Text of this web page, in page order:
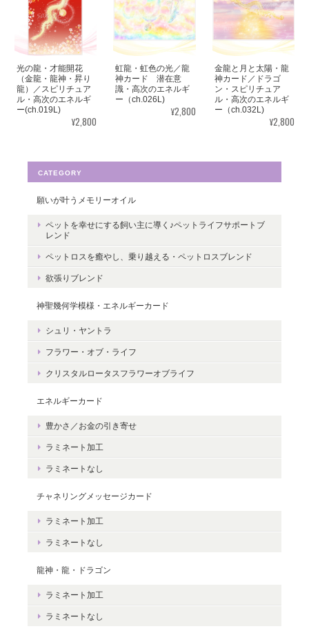
見ていると心が穏やかになります。毎日、眺めたいと思います。
ありがとうございました✨ また機会があれば、宜しくお願い致し
ます。
この度はご購入いただき、誠にありがと
うございました。気に入っていただけた
ようで嬉しいです。とても励みになりま
2022/05/30
ありがとうございます。 いつの日かまた逢えることを楽しみにし
ながら 絵と共に待ちたいと思います。
さんとの絆をいつも感じていただけると
嬉しいです。＾＾
2020/06/09
な気持ちになりました。＾＾ 早速お札入れに入れて願いを込めま
しますね。 この度は本当にどうもありがとうございました。
無事にお手元に届き、安心いたしまし
光の龍・才能開花
（金龍・龍神・昇り
龍）／スピリチュア
ル・高次のエネルギ
ー(ch.019L)
¥2,800
虹龍・虹色の光／龍
神カード 潜在意
識・高次のエネルギ
ー（ch.026L)
¥2,800
金龍と月と太陽・龍
神カード／ドラゴ
ン・スピリチュア
ル・高次のエネルギ
ー（ch.032L)
¥2,800
CATEGORY
願いが叶うメモリーオイル
ペットを幸せにする飼い主に導く♪ペットライフサポートブ
レンド
ペットロスを癒やし、乗り越える・ペットロスブレンド
欲張りブレンド
神聖幾何学模様・エネルギーカード
シュリ・ヤントラ
フラワー・オブ・ライフ
クリスタルロータスフラワーオブライフ
エネルギーカード
豊かさ／お金の引き寄せ
ラミネート加工
ラミネートなし
チャネリングメッセージカード
ラミネート加工
ラミネートなし
龍神・龍・ドラゴン
ラミネート加工
ラミネートなし